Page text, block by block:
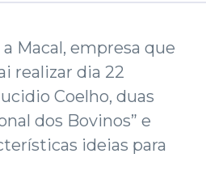
Macal, empresa que
realizar dia 22
Coelho, duas
dos Bovinos” e
ideias para